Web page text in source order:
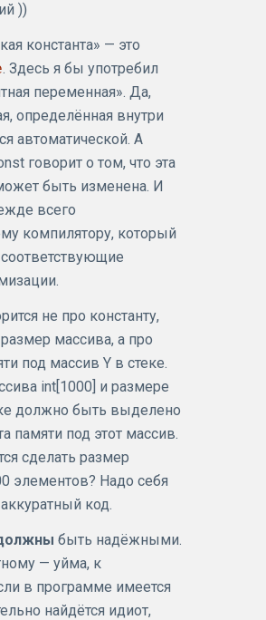
))
константа» — это
. Здесь я бы употребил
переменная». Да,
определённая внутри
автоматической. А
говорит о том, что эта
быть изменена. И
всего
компилятору, который
не про константу,
массива, а про
под массив Y в стеке.
int[1000] и размере
должно быть выделено
памяти под этот массив.
сделать размер
элементов? Надо себя
код.
быть надёжными.
— уйма, к
в программе имеется
найдётся идиот,